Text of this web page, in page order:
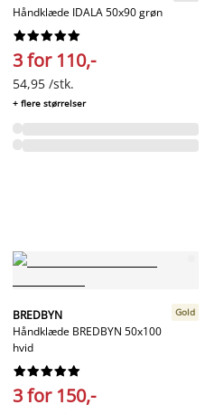
Håndklæde IDALA 50x90 grøn






3 for 110,-
54,95 /stk.
+ flere størrelser
BREDBYN
Håndklæde BREDBYN 50x100
hvid
Gold






3 for 150,-